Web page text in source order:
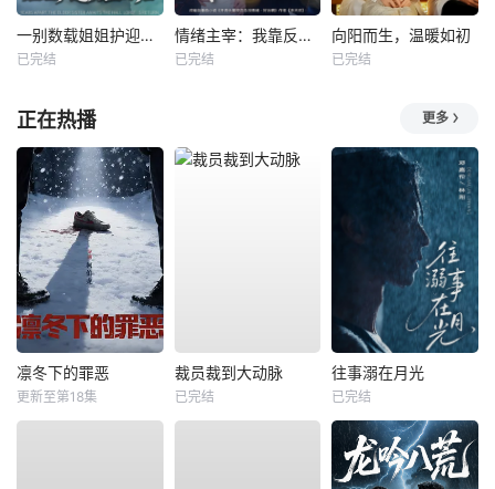
一别数载姐姐护迎殿主回归
已完结
情绪主宰：我靠反转人生封神
已完结
向阳而生，温暖如初
已完结
正在热播 更多
凛冬下的罪恶
更新至第18集
裁员裁到大动脉
已完结
往事溺在月光
已完结